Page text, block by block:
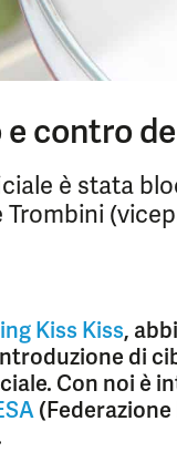
contro
è stata
Kiss Kiss,
di
Con noi è